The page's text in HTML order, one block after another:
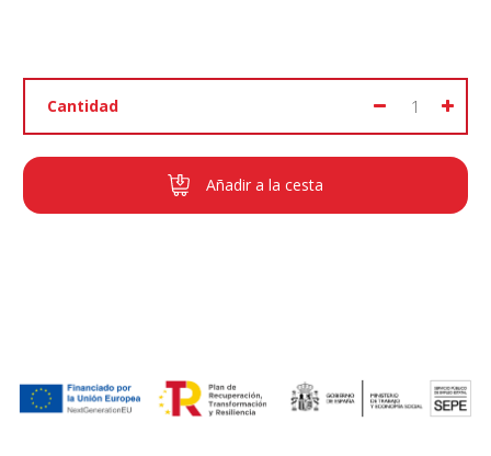
Cantidad
Añadir a la cesta